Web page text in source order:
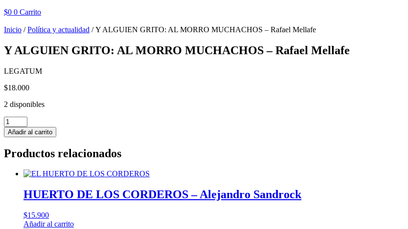
$0 0 Carrito
Inicio /Política y actualidad / Y ALGUIEN GRITO: AL MORRO MUCHACHOS – Rafael Mellafe
Y ALGUIEN GRITO: AL MORRO MUCHACHOS – Rafael Mellafe
LEGATUM
$18.000
2 disponibles
Y
ALGUIEN
GRITO:
MORRO
Mellafe
cantidad
Añadir al carrito
Productos relacionados
HUERTO DE LOS CORDEROS – Alejandro Sandrock
$15.900
Añadir al carrito